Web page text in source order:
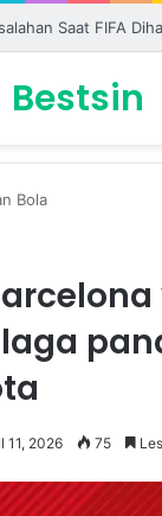
Bestsin
Bola
11, 2026 75